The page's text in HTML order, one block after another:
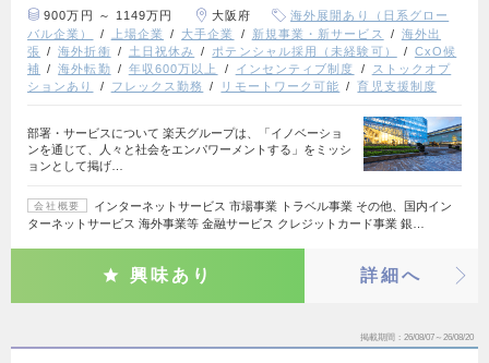
900万円 ～ 1149万円 大阪府
海外展開あり（日系グロー
バル企業）
上場企業 大手企業 新規事業・新サービス
海外出
張
海外折衝 土日祝休み ポテンシャル採用（未経験可）
CxO候
補
海外転勤 年収600万以上 インセンティブ制度
ストックオプ
ションあり
フレックス勤務 リモートワーク可能 育児支援制度
部署・サービスについて 楽天グループは、「イノベーショ
ンを通じて、人々と社会をエンパワーメントする」をミッシ
ョンとして掲げ…
会社概要
インターネットサービス 市場事業 トラベル事業 その他、国内イン
ターネットサービス 海外事業等 金融サービス クレジットカード事業 銀…
興味あり 詳細へ
掲載期間 26/08/07～26/08/20